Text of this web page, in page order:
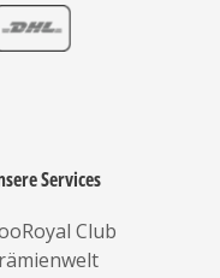
Services
Club